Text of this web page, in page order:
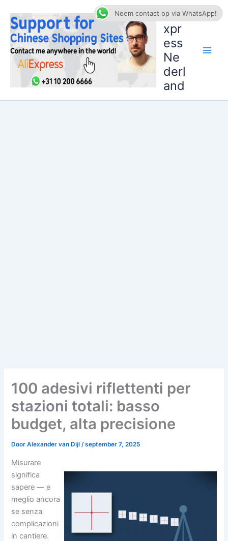
naar
inhoud
AliE
xpr
ess
Ne
derl
and
100 adesivi riflettenti per
stazioni totali: basso
budget, alta precisione
DoorAlexander van Dijl/september 7, 2025
Misurare
significa
sapere — e
meglio ancora
se senza
complicazioni
in cantiere.
Neem contact op via WhatsApp!